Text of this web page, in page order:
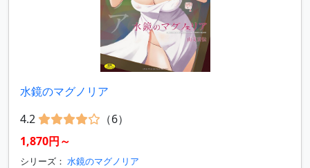
水鏡のマグノリア
4.2
（6）
1,870円～
シリーズ： 水鏡のマグノリア